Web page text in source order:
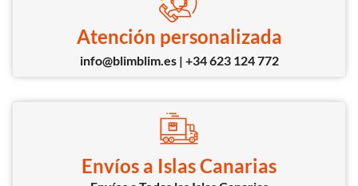
Atención personalizada
info@blimblim.es | +34 623 124 772
Envíos a Islas Canarias